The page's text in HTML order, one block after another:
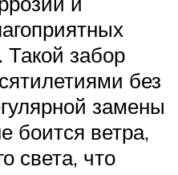
Такой забор
без
замены
боится ветра,
света, что